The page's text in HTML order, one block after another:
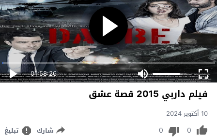
01:58:26
فيلم داربي 2015 قصة عشق
10 أكتوبر 2024
0
0 شارك تبليغ